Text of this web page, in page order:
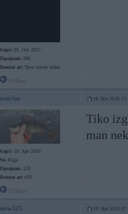
Kopš: 05. Oct 2017
Ziņojumi: 386
Braucu ar: Tavu sievas māsu
18. Mar 2019,
Kopš: 19. Apr 2016
No: Rīga
Ziņojumi: 123
Braucu ar: e39
Tiko
man
19. Mar 2019,